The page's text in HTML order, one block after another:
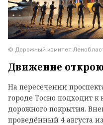
© Дорожный комитет
Движение
На пересечении
городе Тосно подходит к
дорожного покрытия.
проведённый 4 августа